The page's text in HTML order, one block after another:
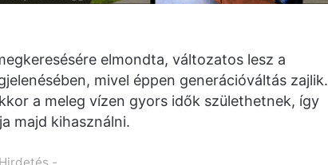
elmondta, változatos lesz a
mivel éppen generációváltás zajlik.
a meleg vízen gyors idők születhetnek, így
majd kihasználni.
-